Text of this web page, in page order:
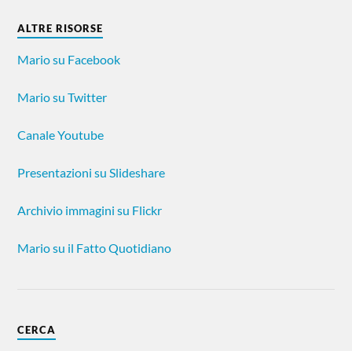
ALTRE RISORSE
Mario su Facebook
Mario su Twitter
Canale Youtube
Presentazioni su Slideshare
Archivio immagini su Flickr
Mario su il Fatto Quotidiano
CERCA